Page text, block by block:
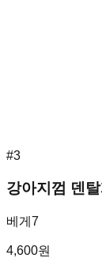
#3
강아지껌 덴
베게7
4,600원